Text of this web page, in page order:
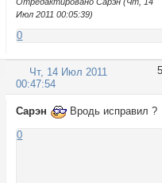
Июл 2011 00:05:39)
0
5
Чт, 14 Июл 2011
00:47:54
Сарэн
Вродь исправил ?
0